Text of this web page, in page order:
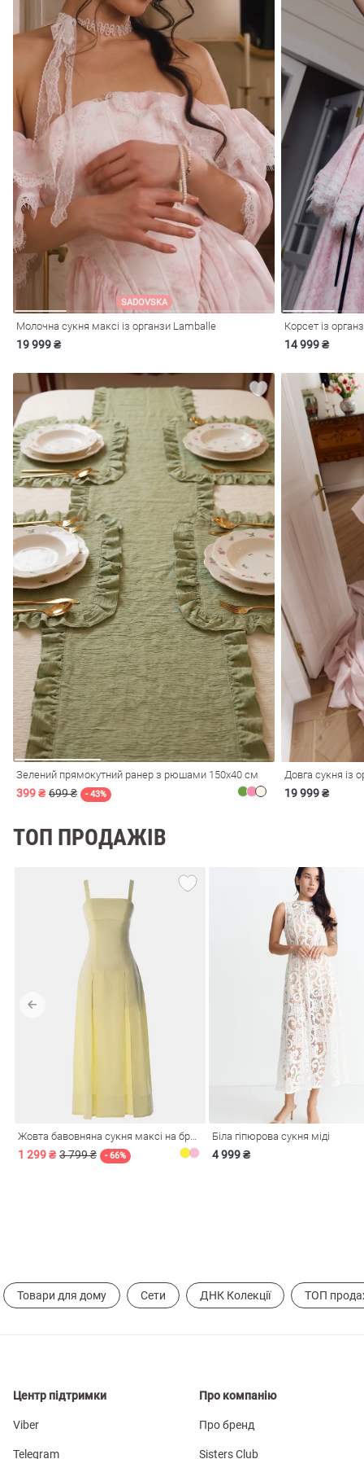
SADOVSKA
Молочна сукня максі із органзи Lamballe
19 999 ₴
Корсет із
14 999 ₴
Зелений прямокутний ранер з рюшами 150х40 см
399 ₴ 699 ₴ - 43%
Довга сукня із
19 999 ₴
ТОП ПРОДАЖІВ
1 299 ₴ 3 799 ₴ - 66%
Біла гіпюрова сукня міді
4 999 ₴
Товари для дому Сети ДНК Колекції ТОП
Центр підтримки
Viber
Telegram
Про компанію
Про бренд
Sisters Club